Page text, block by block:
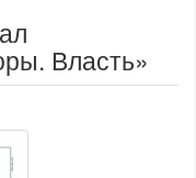
Власть»